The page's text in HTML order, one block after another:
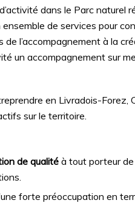
dans le Parc naturel
de services pour
l’accompagnement à la
un accompagnement sur
en Livradois-Forez,
sur le territoire.
de qualitéà tout porteur
forte préoccupation en